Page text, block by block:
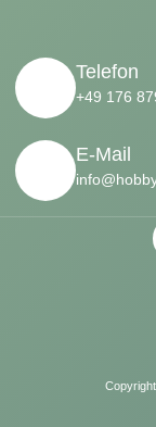
Telefon
+49 176
E-Mail